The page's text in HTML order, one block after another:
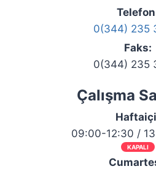
0(344) 235
Faks:
0(344) 235
Çalışma
09:00-12:30 /
KAPALI